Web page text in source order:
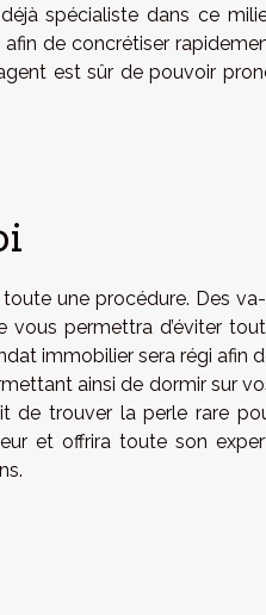
spécialiste dans ce
de concrétiser
est sûr de pouvoir
une procédure. Des
vous permettra d’éviter
immobilier sera régi afin
ainsi de dormir sur
de trouver la perle rare
et offrira toute son